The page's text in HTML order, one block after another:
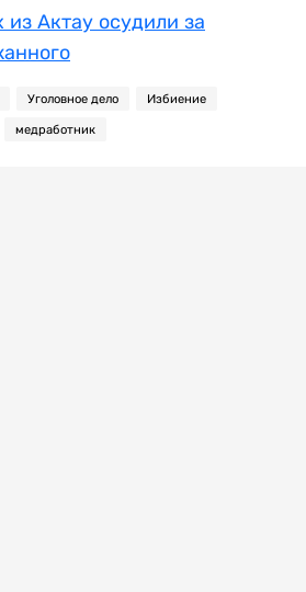
Актау осудили за
Уголовное дело Избиение
медработник